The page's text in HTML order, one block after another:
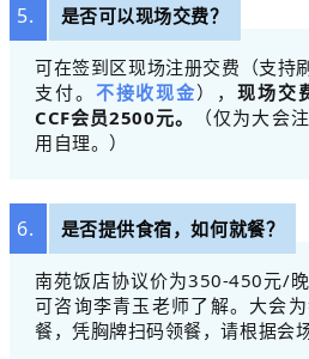
5. 是否可以现场交费？
可在签到区现场注册交费（支持
支付。 不接收现金）， 现场交
CCF会员2500元。
（仅为大会
用自理。）
6. 是否提供食宿，如何就餐？
南苑饭店协议价为350-450元/
可咨询李青玉老师了解。大会
餐，凭胸牌扫码领餐，请根据会